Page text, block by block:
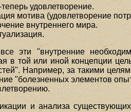
удовлетворение.
мотива (удовлетворение
внутреннего мира.
все эти "внутренние
в той или иной концепции
Например, за такими
"болезненных элементов
и анализа